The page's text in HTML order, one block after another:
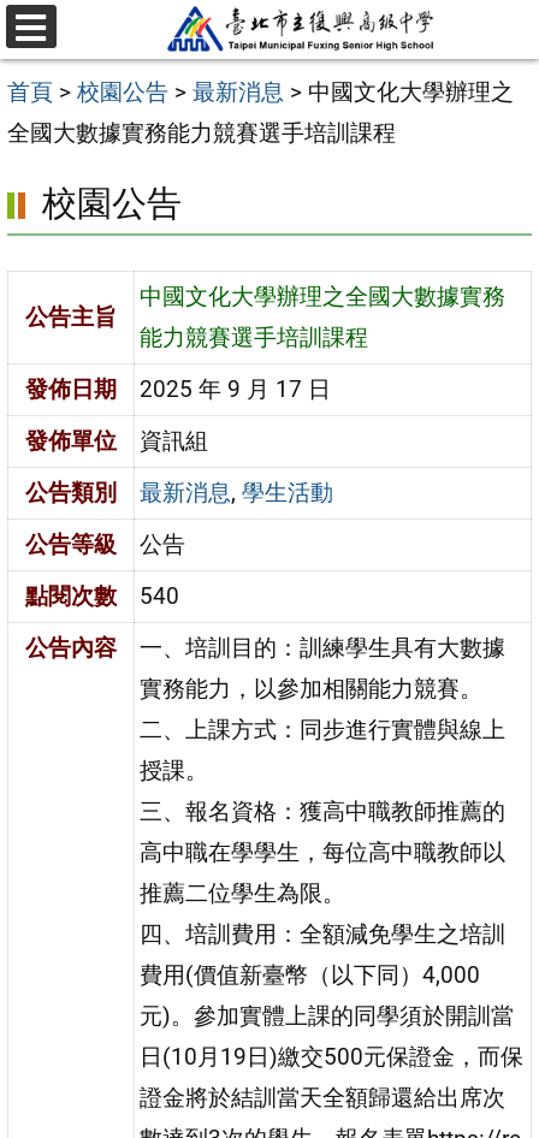
跳
至
主
要
容
區
選
單
首頁 > 校園公告 > 最新消息 > 中國文化大學辦理之
全國大數據實務能力競賽選手培訓課程
校園公告
公告主旨
中國文化大學辦理之全國大數據實務
能力競賽選手培訓課程
發佈日期
2025 年 9 月 17 日
發佈單位
資訊組
公告類別
最新消息,學生活動
公告等級
公告
點閱次數
540
公告內容
一、培訓目的：訓練學生具有大數據
實務能力，以參加相關能力競賽。
二、上課方式：同步進行實體與線上
授課。
三、報名資格：獲高中職教師推薦的
高中職在學學生，每位高中職教師以
推薦二位學生為限。
四、培訓費用：全額減免學生之培訓
費用(價值新臺幣（以下同）4,000
元)。參加實體上課的同學須於開訓當
日(10月19日)繳交500元保證金，而保
證金將於結訓當天全額歸還給出席次